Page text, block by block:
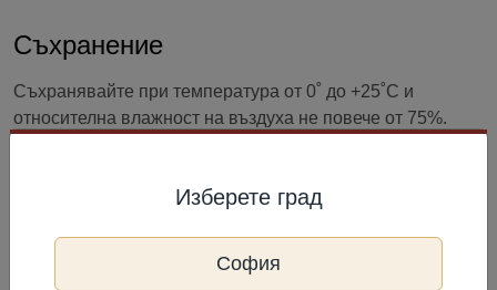
Съхранение
Съхранявайте при температура от 0˚ до +25˚C и
относителна влажност на въздуха не повече от 75%.
Информация за производител
Изберете град
София